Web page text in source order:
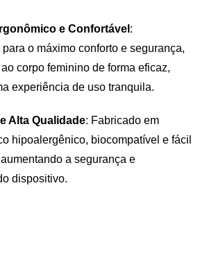
e Confortável :
o máximo conforto e segurança,
corpo feminino de forma eficaz,
experiência de uso tranquila.
Alta Qualidade: Fabricado em
hipoalergênico, biocompatível e fácil
a segurança e
dispositivo.